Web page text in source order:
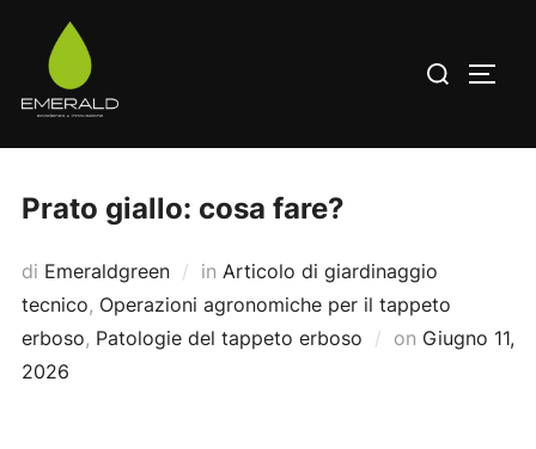
contenuto
Cerca
Prato giallo: cosa fare?
di Emeraldgreen in Articolo di giardinaggio
tecnico, Operazioni agronomiche per il tappeto
erboso, Patologie del tappeto erboso on Pubblicato
Giugno 11,
2026